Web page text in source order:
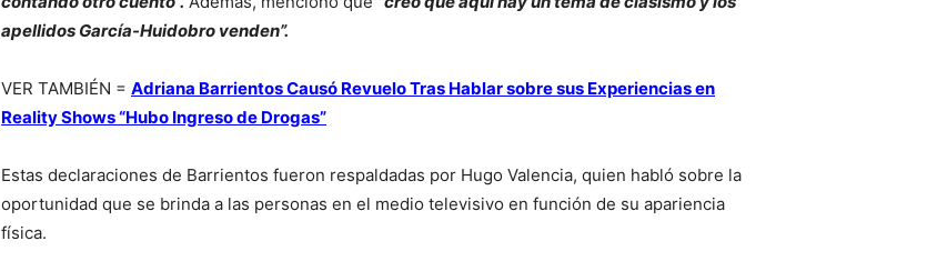
apellidos García-Huidobro venden”.
VER TAMBIÉN = Adriana Barrientos Causó Revuelo Tras Hablar sobre sus Experiencias en
Reality Shows “Hubo Ingreso de Drogas”
Estas declaraciones de Barrientos fueron respaldadas por Hugo Valencia, quien habló sobre la
oportunidad que se brinda a las personas en el medio televisivo en función de su apariencia
física.